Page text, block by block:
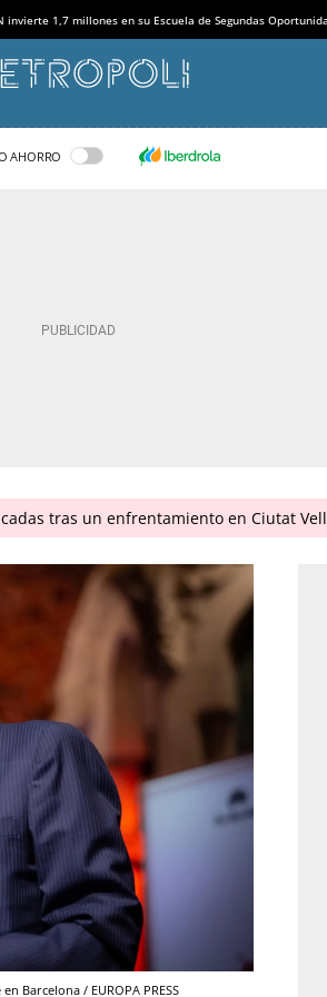
invierte 1,7 millones en su Escuela de Segundas
AHORRO
tras un enfrentamiento en Ciutat
Barcelona / EUROPA PRESS